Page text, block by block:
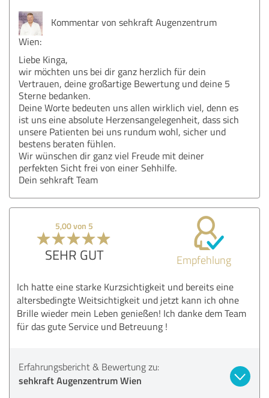
Kommentar von sehkraft Augenzentrum
Wien:
Liebe Kinga,
wir möchten uns bei dir ganz herzlich für dein
Vertrauen, deine großartige Bewertung und deine 5
Sterne bedanken.
Deine Worte bedeuten uns allen wirklich viel, denn es
ist uns eine absolute Herzensangelegenheit, dass sich
unsere Patienten bei uns rundum wohl, sicher und
bestens beraten fühlen.
Wir wünschen dir ganz viel Freude mit deiner
perfekten Sicht frei von einer Sehhilfe.
Dein sehkraft Team
5,00 von 5
SEHR GUT Empfehlung
Ich hatte eine starke Kurzsichtigkeit und bereits eine
altersbedingte Weitsichtigkeit und jetzt kann ich ohne
Brille wieder mein Leben genießen! Ich danke dem Team
für das gute Service und Betreuung !
Erfahrungsbericht & Bewertung zu:
sehkraft Augenzentrum Wien